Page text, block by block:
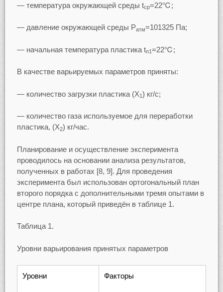
— температура окружающей среды tср=22℃;
— давление окружающей среды Ратм=101325 Па;
— начальная температура пластика tп1=22℃;
В качестве варьируемых параметров приняты:
— количество загрузки пластика (X1) кг/с;
— количество газа используемое для переработки
пластика, (X2) кг/час.
Планирование и осуществление эксперимента
проводилось на основании анализа результатов,
полученных в работах [8, 9]. Для проведения
эксперимента был использован ортогональный план
второго порядка с дополнительными тремя опытами в
центре плана, который приведён в таблице 1.
Таблица 1.
Уровни варьирования принятых параметров
Уровни Факторы